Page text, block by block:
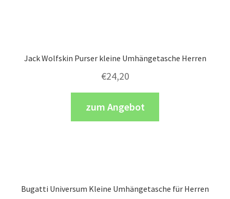
Jack Wolfskin Purser kleine Umhängetasche Herren
€24,20
zum Angebot
Bugatti Universum Kleine Umhängetasche für Herren